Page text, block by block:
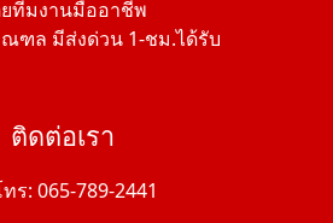
ทีมงานมืออาชีพ
ฑล มีส่งด่วน 1-ชม.ได้รับ
ติดต่อเรา
ทร: 065-789-2441